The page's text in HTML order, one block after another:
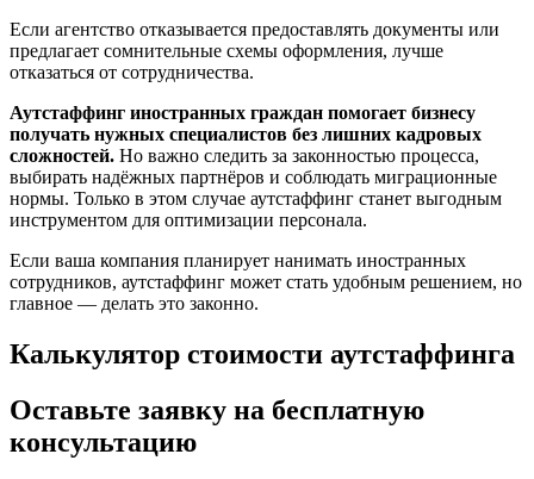
Если агентство отказывается предоставлять документы или
предлагает сомнительные схемы оформления, лучше
отказаться от сотрудничества.
Аутстаффинг иностранных граждан помогает бизнесу
получать нужных специалистов без лишних кадровых
сложностей. Но важно следить за законностью процесса,
выбирать надёжных партнёров и соблюдать миграционные
нормы. Только в этом случае аутстаффинг станет выгодным
инструментом для оптимизации персонала.
Если ваша компания планирует нанимать иностранных
сотрудников, аутстаффинг может стать удобным решением, но
главное — делать это законно.
Калькулятор стоимости аутстаффинга
Оставьте заявку на бесплатную
консультацию